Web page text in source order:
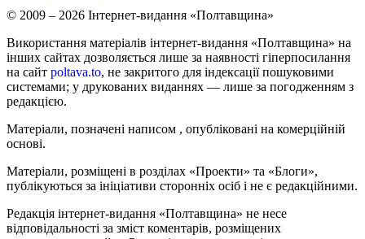
© 2009 – 2026 Інтернет-видання «Полтавщина»
Використання матеріалів інтернет-видання «Полтавщина» на
інших сайтах дозволяється лише за наявності гіперпосилання
на сайт poltava.to, не закритого для індексації пошуковими
системами; у друкованих виданнях — лише за погодженням з
редакцією.
Матеріали, позначені написом , опубліковані на комерційній
основі.
Матеріали, розміщені в розділах «Проекти» та «Блоги»,
публікуються за ініціативи сторонніх осіб і не є редакційними.
Редакція інтернет-видання «Полтавщина» не несе
відповідальності за зміст коментарів, розміщених